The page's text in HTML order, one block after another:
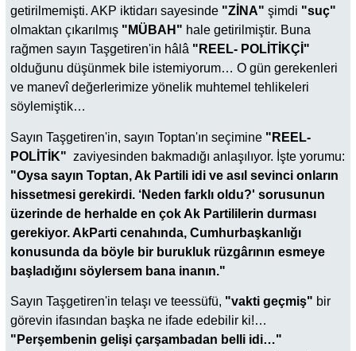
getirilmemişti. AKP iktidarı sayesinde "ZİNA" şimdi "suç"
olmaktan çıkarılmış "MÜBAH" hale getirilmiştir. Buna
rağmen sayın Taşgetiren'in hâlâ "REEL- POLİTİKÇİ"
olduğunu düşünmek bile istemiyorum… O gün gerekenleri
ve manevî değerlerimize yönelik muhtemel tehlikeleri
söylemiştik…
Sayın Taşgetiren'in, sayın Toptan'ın seçimine "REEL-
POLİTİK" zaviyesinden bakmadığı anlaşılıyor. İşte yorumu:
"Oysa sayın Toptan, Ak Partili idi ve asıl sevinci onların
hissetmesi gerekirdi. ‘Neden farklı oldu?' sorusunun
üzerinde de herhalde en çok Ak Partililerin durması
gerekiyor. AkParti cenahında, Cumhurbaşkanlığı
konusunda da böyle bir burukluk rüzgârının esmeye
başladığını söylersem bana inanın."
Sayın Taşgetiren'in telaşı ve teessüfü, "vakti geçmiş" bir
görevin ifasından başka ne ifade edebilir ki!…
"Perşembenin gelişi çarşambadan belli idi…"